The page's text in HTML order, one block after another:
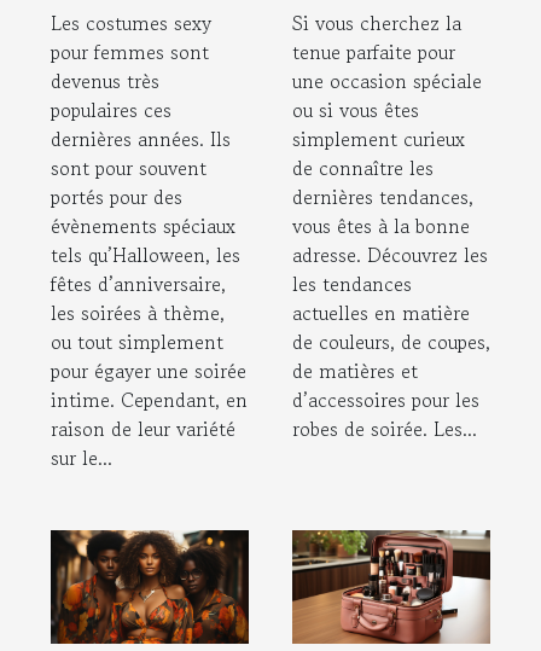
femme
disponibles sur
le marché ?
Les costumes sexy
pour femmes sont
devenus très
populaires ces
dernières années. Ils
sont pour souvent
portés pour des
évènements spéciaux
tels qu’Halloween, les
fêtes d’anniversaire,
les soirées à thème,
ou tout simplement
pour égayer une soirée
intime. Cependant, en
raison de leur variété
sur le...
Si vous cherchez la
tenue parfaite pour
une occasion spéciale
ou si vous êtes
simplement curieux
de connaître les
dernières tendances,
vous êtes à la bonne
adresse. Découvrez les
les tendances
actuelles en matière
de couleurs, de coupes,
de matières et
d’accessoires pour les
robes de soirée. Les...